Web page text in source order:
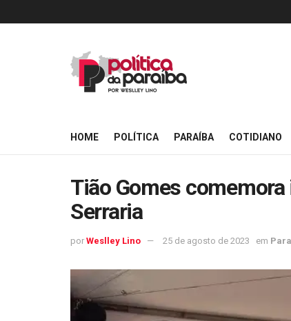
HOME POLÍTICA PARAÍBA COTIDIANO
Tião Gomes
Serraria
por Weslley Lino 25 de agosto de 2023 em